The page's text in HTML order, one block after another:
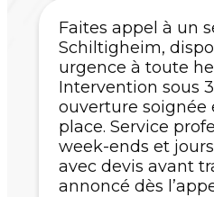
Faites appel à un
Schiltigheim,
urgence à toute
Intervention sous
ouverture soignée
place. Service
week-ends et
avec devis avant
annoncé dès